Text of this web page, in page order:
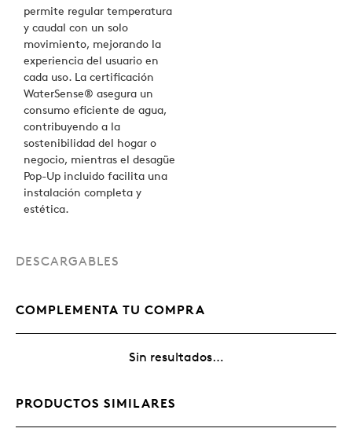
DESCARGABLES
permite regular temperatura
y caudal con un solo
movimiento, mejorando la
experiencia del usuario en
cada uso. La certificación
WaterSense® asegura un
consumo eficiente de agua,
contribuyendo a la
sostenibilidad del hogar o
negocio, mientras el desagüe
Pop-Up incluido facilita una
instalación completa y
estética.
COMPLEMENTA TU COMPRA
Sin resultados…
PRODUCTOS SIMILARES